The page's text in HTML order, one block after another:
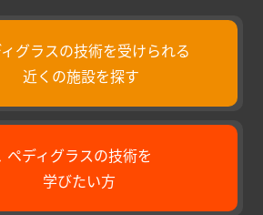
グラスの技術を受けられる
近くの施設を探す
ペディグラスの技術を
学びたい方